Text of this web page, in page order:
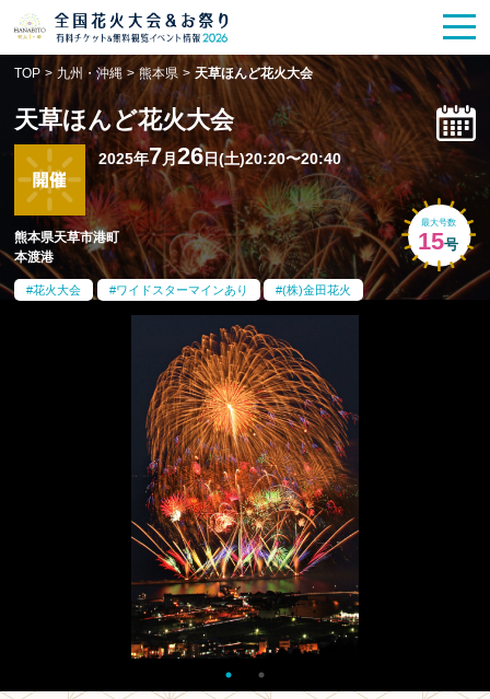
花火大会
HANABITOの道
有料観覧席販売一覧
ポスター一覧
SPICEレポート記事
今週末開催花火・祭一覧
TOP
TOP > 九州・沖縄 > 熊本県 > 天草ほんど花火大会
天草ほんど花火大会
最大号数
15号
2025年7月 26日(土)20:20〜20:40
熊本県天草市港町
本渡港
花火大会 ワイドスターマインあり (株)金田花火